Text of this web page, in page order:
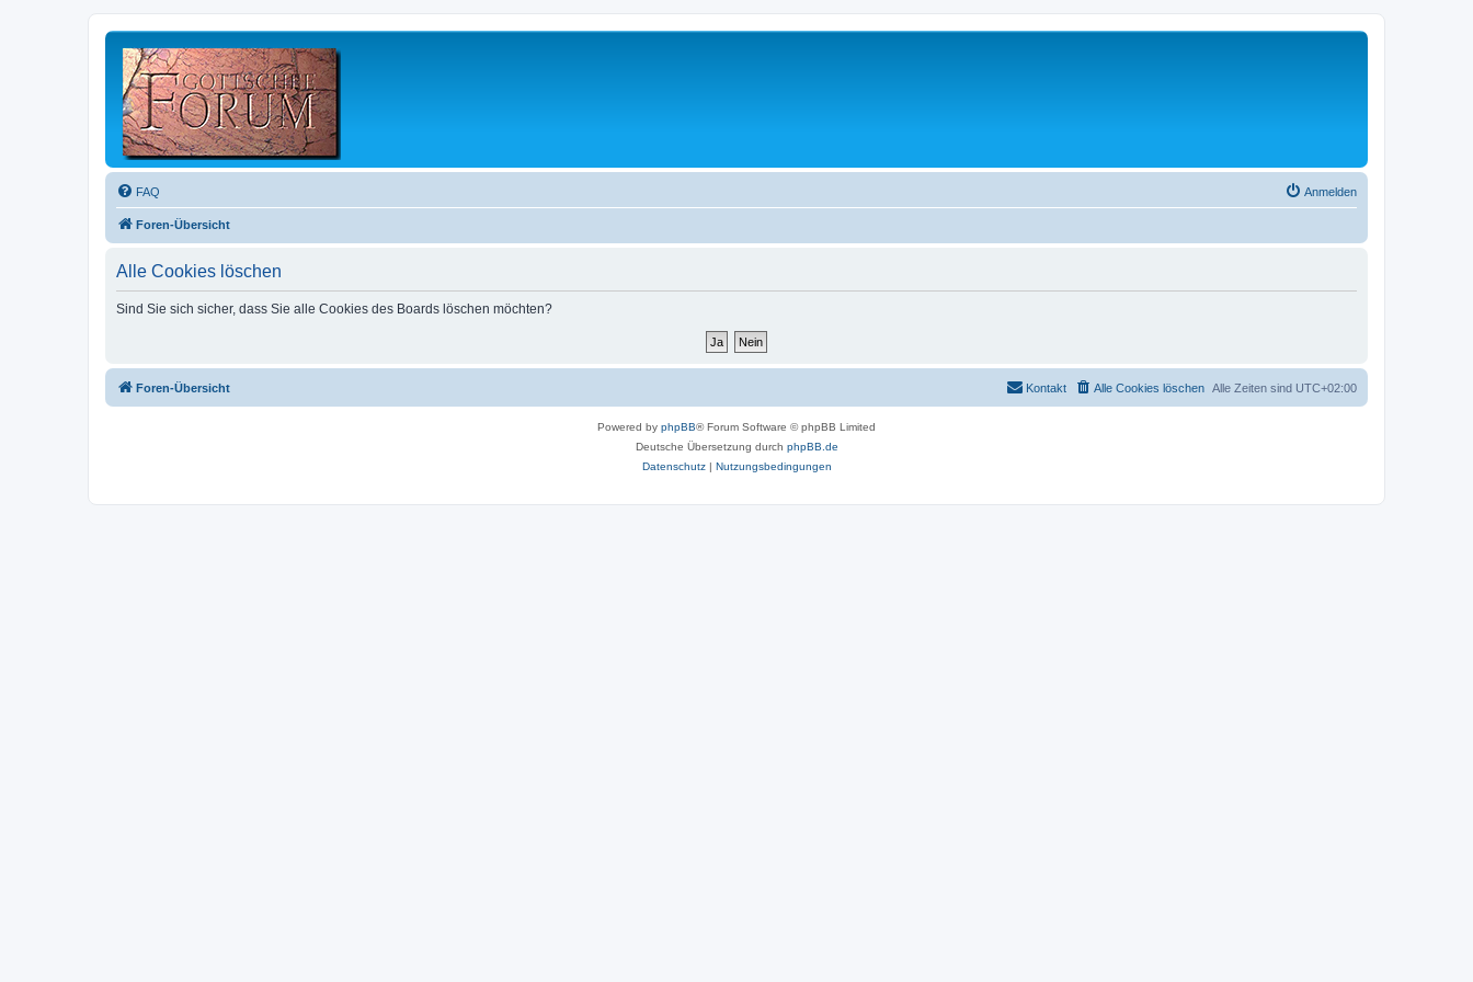
FAQ Anmelden
Foren-Übersicht
Alle Cookies löschen
Sind Sie sich sicher, dass Sie alle Cookies des Boards löschen möchten?
Foren-Übersicht Alle Zeiten sind UTC+02:00
Alle Cookies löschen
Kontakt
Powered by phpBB® Forum Software © phpBB Limited
Deutsche Übersetzung durch phpBB.de
Datenschutz| Nutzungsbedingungen